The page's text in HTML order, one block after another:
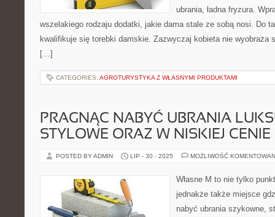
ubrania, ładna fryzura.
wszelakiego rodzaju dodatki, jakie dama stale ze sobą nosi. Do
kwalifikuje się torebki damskie. Zazwyczaj kobieta nie wyobraża
[…]
CATEGORIES: AGROTURYSTYKA Z WŁASNYMI PRODUKTAMI
PRAGNĄC NABYĆ UBRANIA
STYLOWE ORAZ W NISKIEJ CENIE
POSTED BY ADMIN LIP - 30 - 2025 MOŻLIWOŚĆ
Własne M to nie tylko
jednakże także miejsce
nabyć ubrania szykowne,